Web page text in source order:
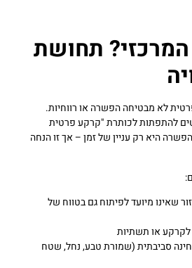
המרכזי? תחושת
לא מבטיחה הפשרה או רווחיות.
להתפתות לכותרת "קרקע פרטית
היא רק עניין של זמן – אך זו הנחה
שאינו מיועד לפיתוח גם בטווח של
לקרקע או תשתיות
סביבתית (שמורת טבע, נחל, שטח